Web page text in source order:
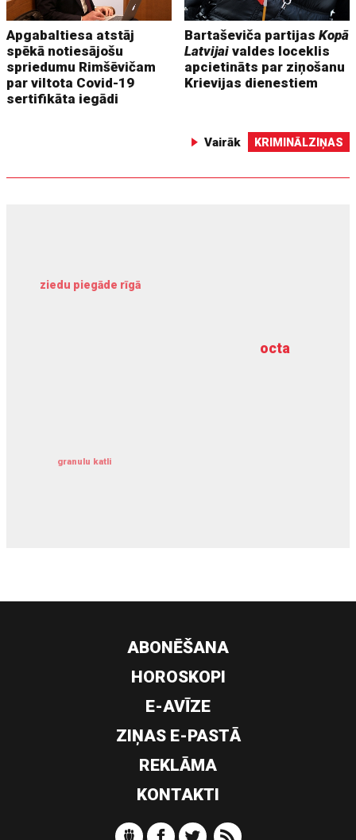
Apgabaltiesa atstāj
spēkā notiesājošu
spriedumu Rimšēvičam
par viltota Covid-19
sertifikāta iegādi
Bartaševiča partijasKopā
Latvijai valdes loceklis
apcietināts par ziņošanu
Krievijas dienestiem
Vairāk KRIMINĀLZIŅAS
octa
ziedu piegāde rīgā
granulu katli
dziļurbums
ABONĒŠANA
HOROSKOPI
E-AVĪZE
ZIŅAS E-PASTĀ
REKLĀMA
KONTAKTI